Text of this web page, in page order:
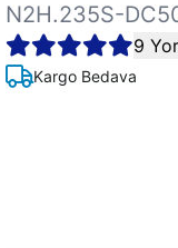
N2H.235S-
9
Kargo Bedava